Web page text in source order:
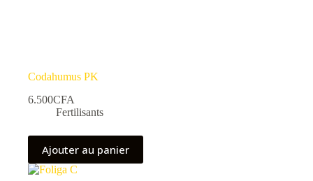
Codahumus PK
6.500CFA
Fertilisants
Ajouter au panier